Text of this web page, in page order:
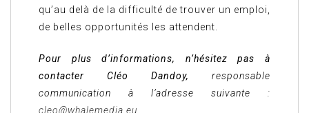
qu’au delà de la difficulté de trouver un emploi,
de belles opportunités les attendent.
Pour plus d’informations, n’hésitez pas à
contacter Cléo Dandoy, responsable
communication à l’adresse suivante :
cleo@whalemedia.eu